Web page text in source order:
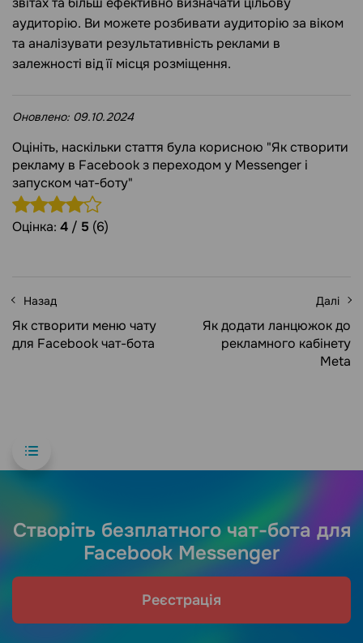
аудиторію. Ви можете розбивати аудиторію за віком
та аналізувати результативність реклами в
залежності від її місця розміщення.
Оновлено: 09.10.2024
Оцініть, наскільки стаття була корисною "Як створити
рекламу в Facebook з переходом у Messenger і
запуском чат-боту"
Оцінка: 4 / 5 (6)
Назад
Як створити меню чату
для Facebook чат-бота
Далі
Як додати ланцюжок до
рекламного кабінету
Meta
Створіть безплатного чат-бота для
Facebook Messenger
Реєстрація